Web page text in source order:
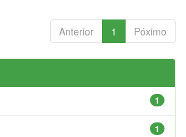
Anterior 1 Póximo
1
1